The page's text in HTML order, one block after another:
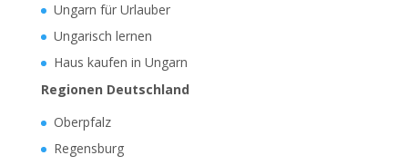
Ungarn für Urlauber
Ungarisch lernen
Haus kaufen in Ungarn
Regionen Deutschland
Oberpfalz
Regensburg